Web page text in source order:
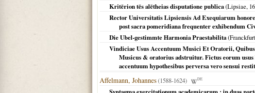
Kritērion tēs alētheias disputatione publica(Lipsiae,
Rector Universitatis Lipsiensis Ad Exequiarum
post sacra pomeridiana frequenter exhibendum
Die Ubel-gestimmte Harmonia Praestabilita(
Vindiciae Usus Accentuum Musici Et Oratorii, Quibus
Musicus & oratorius adstruitur. Fictus eorum
accentuum hypothesibus perversa vero sensui
Affelmann, Johannes(1588-1624) DE